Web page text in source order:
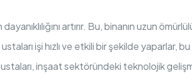
artırır. Bu, binanın uzun
işi hızlı ve etkili bir şekilde yaparlar,
inşaat sektöründeki teknolojik